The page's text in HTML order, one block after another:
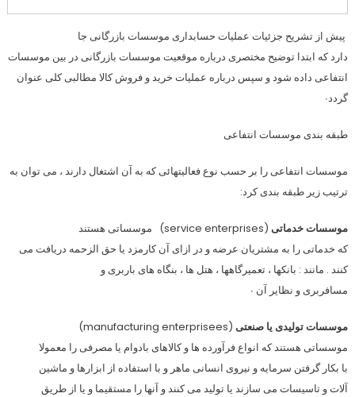
پيش از تشريح جزئيات عمليات حسابدارى موسسات بازرگانى جا
دارد كه ابتدا توضيح مختصرى درباره موقعيت موسسات بازرگانى در بين موسسات
انتفاعى داده شود و سپس درباره عمليات خريد و فروش كالا مطالبى كلى عنوان
گردد∙
طبقه بندى موسسات انتفاعى
موسسات انتفاعى را بر حسب نوع فعاليتهائى كه به آن اشتغال دارند ، مى توان به
ترتيب زير طبقه بندى كرد:
موسسات خدماتى (service enterprises) موسساتى هستند
كه خدماتى را به مشتريان عرضه و در ازاى آن كارمزد يا حق الزحمه دريافت مى
كنند . مانند : بانكها ، تعميرگاهها ، هتل ها ، بنگاه هاى باربرى و
مسافربرى و نظاير آن ∙
موسسات توليدى يا صنعتى (manufacturing enterprisees)
موسساتى هستند كه انواع فرآورده ها و كالاهاى بادوام يا مصرفى را معمولا
با بكار گرفتن سرمايه و نيروى انسانى ماهر و با استفاده از ابزارها و ماشين
آلات و تاسيسات مى سازند يا توليد مى كنند و آنها را مستقيما و يا از طريق